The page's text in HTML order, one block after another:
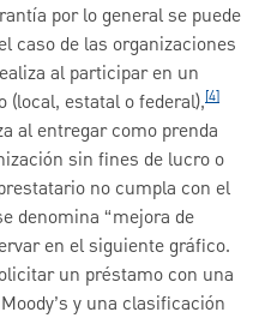
por lo general se puede
caso de las organizaciones
al participar en un
(local, estatal o federal),[4]
al entregar como prenda
sin fines de lucro o
no cumpla con el
denomina “mejora de
en el siguiente gráfico.
un préstamo con una
y una clasificación